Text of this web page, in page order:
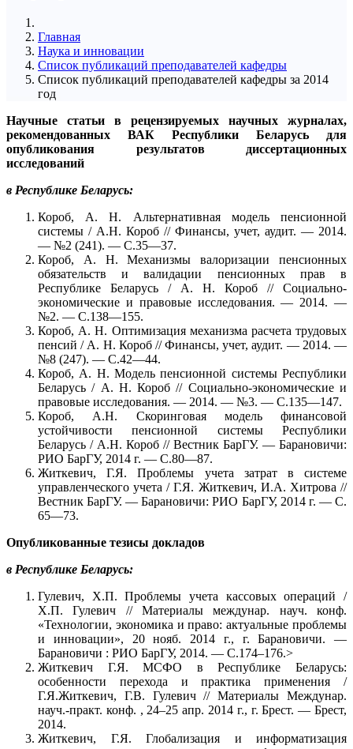
Главная
Наука и инновации
Список публикаций преподавателей кафедры
Список публикаций преподавателей кафедры за 2014
год
Научные статьи в рецензируемых научных журналах,
рекомендованных ВАК Республики Беларусь для
опубликования результатов диссертационных
исследований
в Республике Беларусь:
Короб, А. Н. Альтернативная модель пенсионной
системы / А.Н. Короб // Финансы, учет, аудит. — 2014.
— №2 (241). — С.35—37.
Короб, А. Н. Механизмы валоризации пенсионных
обязательств и валидации пенсионных прав в
Республике Беларусь / А. Н. Короб // Социально-
экономические и правовые исследования. — 2014. —
№2. — С.138—155.
Короб, А. Н. Оптимизация механизма расчета трудовых
пенсий / А. Н. Короб // Финансы, учет, аудит. — 2014. —
№8 (247). — С.42—44.
Короб, А. Н. Модель пенсионной системы Республики
Беларусь / А. Н. Короб // Социально-экономические и
правовые исследования. — 2014. — №3. — С.135—147.
Короб, А.Н. Скоринговая модель финансовой
устойчивости пенсионной системы Республики
Беларусь / А.Н. Короб // Вестник БарГУ. — Барановичи:
РИО БарГУ, 2014 г. — С.80—87.
Житкевич, Г.Я. Проблемы учета затрат в системе
управленческого учета / Г.Я. Житкевич, И.А. Хитрова //
Вестник БарГУ. — Барановичи: РИО БарГУ, 2014 г. — С.
65—73.
Опубликованные тезисы докладов
в Республике Беларусь:
Гулевич, Х.П. Проблемы учета кассовых операций /
Х.П. Гулевич // Материалы междунар. науч. конф.
«Технологии, экономика и право: актуальные проблемы
и инновации», 20 нояб. 2014 г., г. Барановичи. —
Барановичи : РИО БарГУ, 2014. — С.174–176.>
Житкевич Г.Я. МСФО в Республике Беларусь:
особенности перехода и практика применения /
Г.Я.Житкевич, Г.В. Гулевич // Материалы Междунар.
науч.-практ. конф. , 24–25 апр. 2014 г., г. Брест. — Брест,
2014.
Житкевич, Г.Я. Глобализация и информатизация